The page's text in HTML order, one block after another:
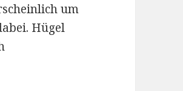
um
Hügel